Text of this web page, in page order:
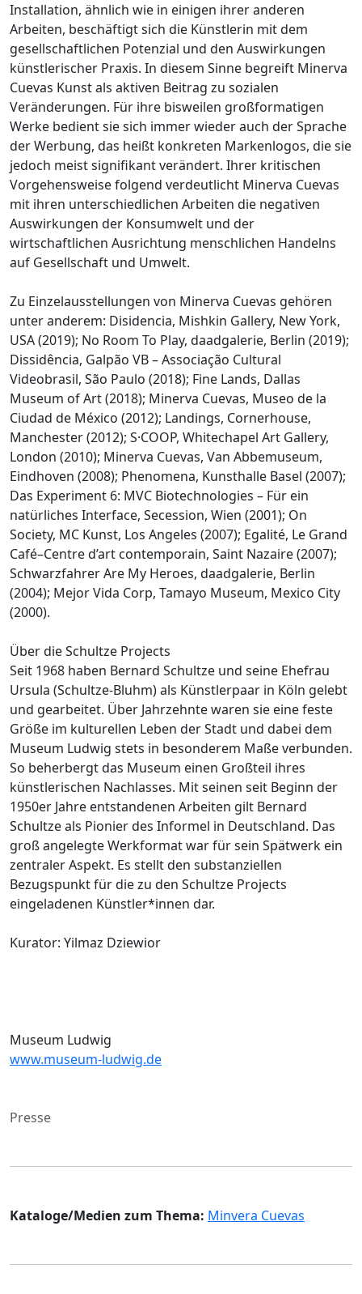
Installation, ähnlich wie in einigen ihrer anderen
Arbeiten, beschäftigt sich die Künstlerin mit dem
gesellschaftlichen Potenzial und den Auswirkungen
künstlerischer Praxis. In diesem Sinne begreift Minerva
Cuevas Kunst als aktiven Beitrag zu sozialen
Veränderungen. Für ihre bisweilen großformatigen
Werke bedient sie sich immer wieder auch der Sprache
der Werbung, das heißt konkreten Markenlogos, die sie
jedoch meist signifikant verändert. Ihrer kritischen
Vorgehensweise folgend verdeutlicht Minerva Cuevas
mit ihren unterschiedlichen Arbeiten die negativen
Auswirkungen der Konsumwelt und der
wirtschaftlichen Ausrichtung menschlichen Handelns
auf Gesellschaft und Umwelt.
Zu Einzelausstellungen von Minerva Cuevas gehören
unter anderem: Disidencia, Mishkin Gallery, New York,
USA (2019); No Room To Play, daadgalerie, Berlin (2019);
Dissidência, Galpão VB – Associação Cultural
Videobrasil, São Paulo (2018); Fine Lands, Dallas
Museum of Art (2018); Minerva Cuevas, Museo de la
Ciudad de México (2012); Landings, Cornerhouse,
Manchester (2012); S·COOP, Whitechapel Art Gallery,
London (2010); Minerva Cuevas, Van Abbemuseum,
Eindhoven (2008); Phenomena, Kunsthalle Basel (2007);
Das Experiment 6: MVC Biotechnologies – Für ein
natürliches Interface, Secession, Wien (2001); On
Society, MC Kunst, Los Angeles (2007); Egalité, Le Grand
Café–Centre d’art contemporain, Saint Nazaire (2007);
Schwarzfahrer Are My Heroes, daadgalerie, Berlin
(2004); Mejor Vida Corp, Tamayo Museum, Mexico City
(2000).
Über die Schultze Projects
Seit 1968 haben Bernard Schultze und seine Ehefrau
Ursula (Schultze-Bluhm) als Künstlerpaar in Köln gelebt
und gearbeitet. Über Jahrzehnte waren sie eine feste
Größe im kulturellen Leben der Stadt und dabei dem
Museum Ludwig stets in besonderem Maße verbunden.
So beherbergt das Museum einen Großteil ihres
künstlerischen Nachlasses. Mit seinen seit Beginn der
1950er Jahre entstandenen Arbeiten gilt Bernard
Schultze als Pionier des Informel in Deutschland. Das
groß angelegte Werkformat war für sein Spätwerk ein
zentraler Aspekt. Es stellt den substanziellen
Bezugspunkt für die zu den Schultze Projects
eingeladenen Künstler*innen dar.
Kurator: Yilmaz Dziewior
Museum Ludwig
www.museum-ludwig.de
Presse
Kataloge/Medien zum Thema: Minvera Cuevas